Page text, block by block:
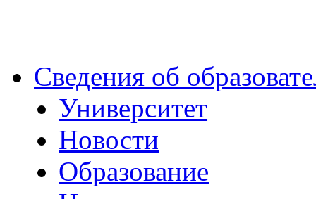
Сведения об
Университет
Новости
Образование